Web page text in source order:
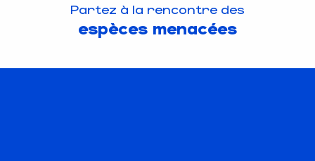
Partez à la rencontre des
espèces menacées